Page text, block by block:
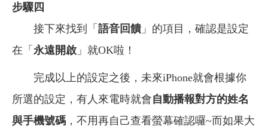
步驟四
接下來找到「 語音回饋」的項目，確認是設定
在「 永遠開啟 」就OK啦！
完成以上的設定之後，未來iPhone就會根據你
所選的設定，有人來電時就會自動播報對方的姓名
與手機號碼 ，不用再自己查看螢幕確認囉~而如果大